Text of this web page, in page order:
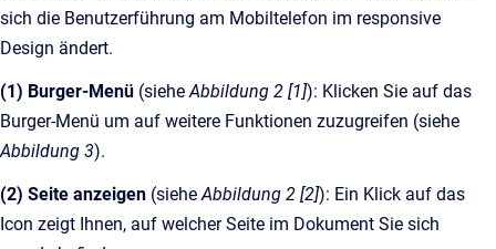
sich die Benutzerführung am Mobiltelefon im responsive
Design ändert.
(1) Burger-Menü (sieheAbbildung 2 [1]): Klicken Sie auf das
Burger-Menü um auf weitere Funktionen zuzugreifen (siehe
Abbildung 3).
(2) Seite anzeigen (sieheAbbildung 2 [2]): Ein Klick auf das
Icon zeigt Ihnen, auf welcher Seite im Dokument Sie sich